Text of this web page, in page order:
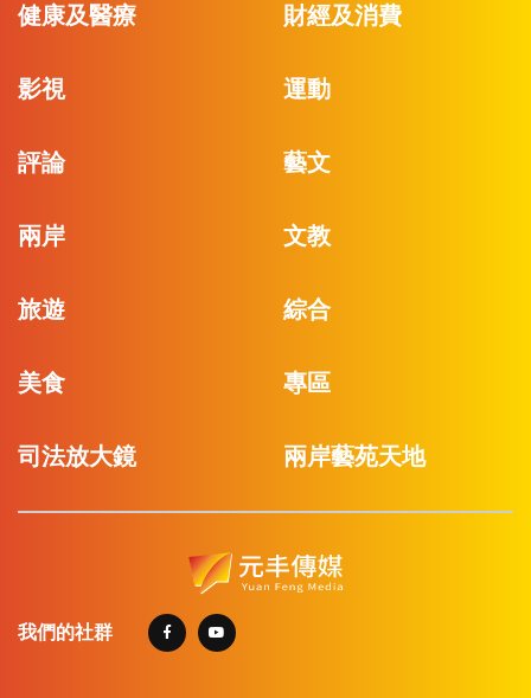
健康及醫療 財經及消費
影視 運動
評論 藝文
兩岸 文教
旅遊 綜合
美食 專區
司法放大鏡 兩岸藝苑天地
我們的社群